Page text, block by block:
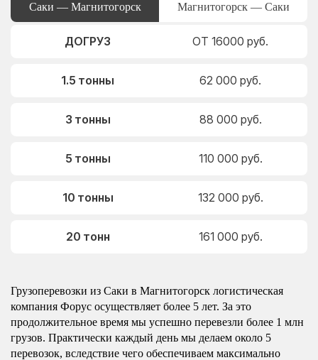
Саки — Магнитогорск Магнитогорск — Саки
ДОГРУЗ ОТ 16000 руб.
1.5 тонны 62 000 руб.
3 тонны 88 000 руб.
5 тонны 110 000 руб.
10 тонны 132 000 руб.
20 тонн 161 000 руб.
Грузоперевозки из Саки в Магнитогорск логистическая
компания Форус осуществляет более 5 лет. За это
продолжительное время мы успешно перевезли более 1 млн
грузов. Практически каждый день мы делаем около 5
перевозок, вследствие чего обеспечиваем максимально